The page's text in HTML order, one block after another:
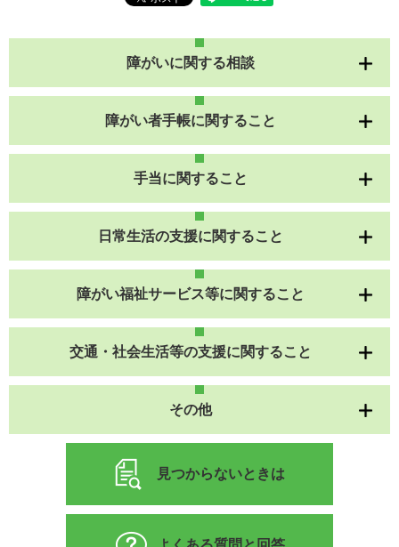
障がいに関する相談
障がい者手帳に関すること
手当に関すること
日常生活の支援に関すること
障がい福祉サービス等に関すること
交通・社会生活等の支援に関すること
その他
見つからないときは